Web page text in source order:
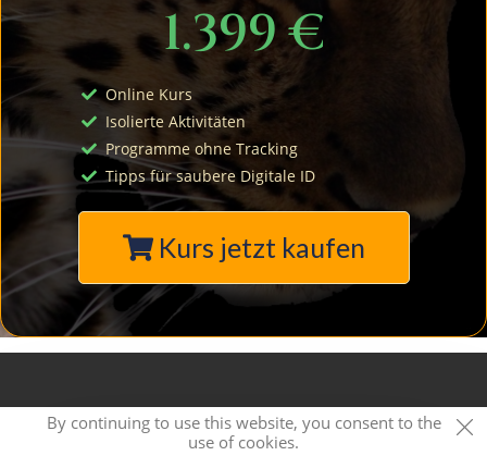
1.399€
Online Kurs
Isolierte Aktivitäten
Programme ohne Tracking
Tipps für saubere Digitale ID
Kurs jetzt kaufen
Privacy Policy Imprint Karriere & Jobs Kontakt
By continuing to use this website, you consent to the
use of cookies.